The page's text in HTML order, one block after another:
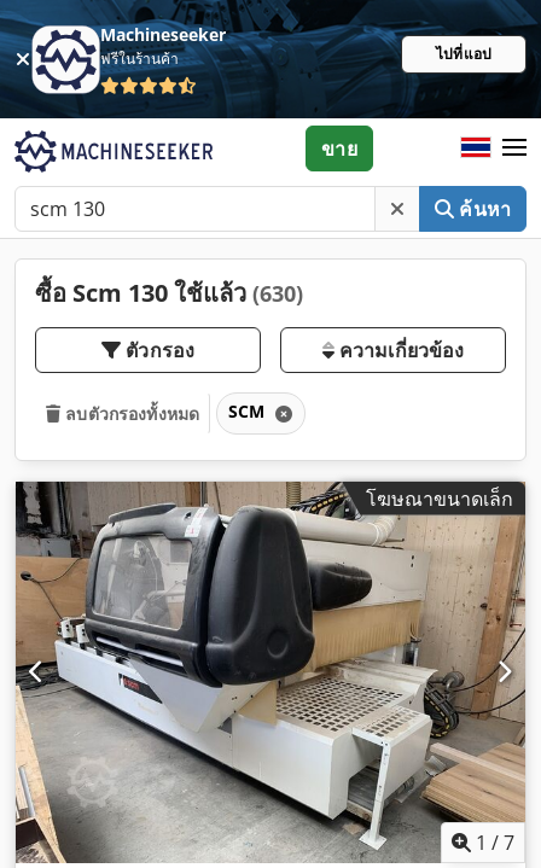
Machineseeker
ฟรีในร้านค้า ไปที่แอป
ค้นหา
ขาย
ซื้อ Scm 130 ใช้แล้ว (630)
ตัวกรอง ความเกี่ยวข้อง
ลบตัวกรองทั้งหมด SCM
โฆษณาขนาดเล็ก
1 /7